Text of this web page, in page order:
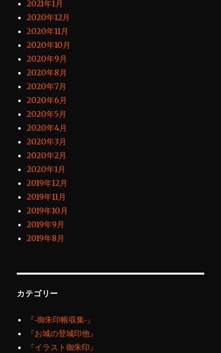
2021年1月
2020年12月
2020年11月
2020年10月
2020年9月
2020年8月
2020年7月
2020年6月
2020年5月
2020年4月
2020年3月
2020年2月
2020年1月
2019年12月
2019年11月
2019年10月
2019年9月
2019年8月
カテゴリー
『‐御朱印帳収集‐』
『お城の登城印他』
『イラスト御朱印』